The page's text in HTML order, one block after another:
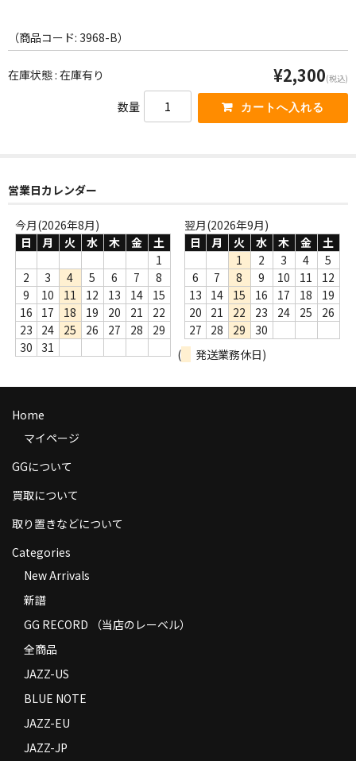
売り切れ
Help
お支払い方法
返品
コンディション
Privacy Policy
特定商取引法に基づく表示
Contact
ヤ
ー
（商品コード: 3968-B）
在庫状態 : 在庫有り ¥2,300(税込)
数量
営業日カレンダー
今月(2026年8月)
日
月 火 水 木 金
土
1
2
3 4 5 6 7
8
9
10 11 12 13 14
15
16
17 18 19 20 21
22
23
24 25 26 27 28
29
30
31
翌月(2026年9月)
日
月 火 水 木 金
土
1
2 3 4
5
6
7 8 9 10 11
12
13
14 15 16 17 18
19
20
21 22 23 24 25
26
27
28 29
30
(
発送業務休日)
Home
マイページ
GGについて
買取について
取り置きなどについて
Categories
New Arrivals
新譜
GG RECORD （当店のレーベル）
全商品
JAZZ-US
BLUE NOTE
JAZZ-EU
JAZZ-JP